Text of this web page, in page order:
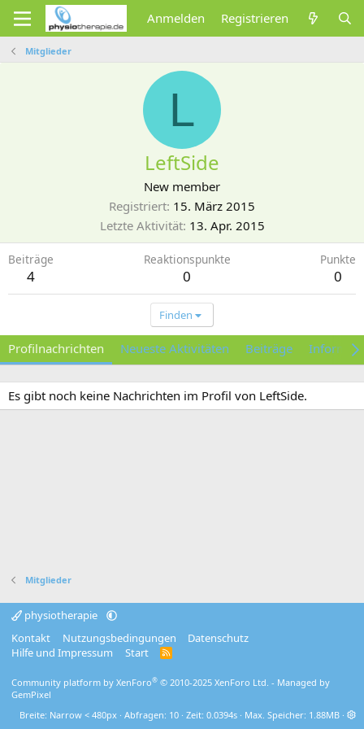
Anmelden Registrieren
Mitglieder
L
LeftSide
New member
Registriert 15. März 2015
Letzte Aktivität 13. Apr. 2015
Beiträge
4
Reaktionspunkte
0
Punkte
0
Finden
Profilnachrichten Neueste Aktivitäten Beiträge
Es gibt noch keine Nachrichten im Profil von LeftSide.
Mitglieder
physiotherapie
Kontakt
Nutzungsbedingungen
Datenschutz
Hilfe und Impressum
Start
R
Community platform by XenForo® © 2010-2025 XenForo Ltd. - Managed by
GemPixel
Breite
Abfragen 10 Zeit 0.0394s Max. Speicher 1.88MB